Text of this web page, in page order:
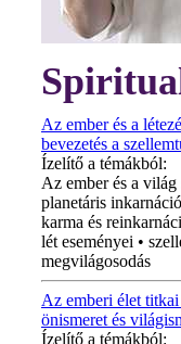
Az ember és a
bevezetés a
Ízelítő a témákból:
Az ember és a világ
planetáris
karma és
lét eseményei •
megvilágosodás
Az emberi élet
önismeret és
Ízelítő a témákból: